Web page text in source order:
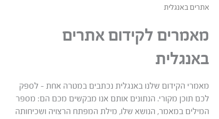
אתרים באנגלית
מאמרים לקידום אתרים
באנגלית
מאמרי הקידום שלנו באנגלית נכתבים במטרה אחת – לספק
לכם תוכן מקורי. הנתונים אותם אנו מבקשים מכם הם: מספר
המילים במאמר, הנושא שלו, מילת המפתח הרצויה ושכיחותה